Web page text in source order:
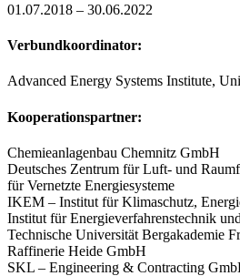
01.07.2018 – 30.06.2022
Verbundkoordinator:
Advanced Energy Systems Institute,
Kooperationspartner:
Chemieanlagenbau Chemnitz GmbH
Deutsches Zentrum für Luft- und
für Vernetzte Energiesysteme
IKEM – Institut für Klimaschutz,
Institut für Energieverfahrenstechnik
Technische Universität Bergakademie
Raffinerie Heide GmbH
SKL – Engineering & Contracting